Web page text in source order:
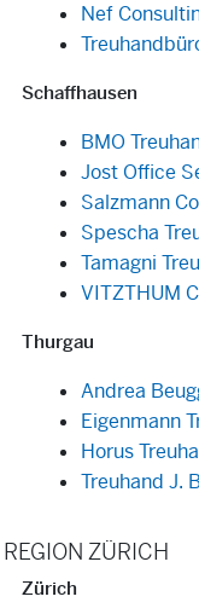
Nef
Schaffhausen
BMO
Jost Office
Salzmann
Spescha
Tamagni
VITZTHUM
Thurgau
Andrea
Eigenmann
Horus
Treuhand J.
REGION ZÜRICH
Zürich